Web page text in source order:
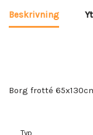
Beskrivning
Borg frotté
Typ